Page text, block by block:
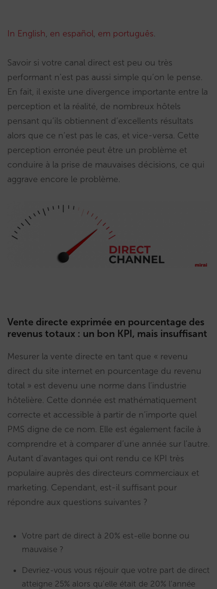
In English, en español, em português.
Savoir si votre canal direct est peu ou très
performant n’est pas aussi simple qu’on le pense.
En fait, il existe une divergence importante entre la
perception et la réalité, de nombreux hôtels
pensant qu’ils obtiennent d’excellents résultats
alors que ce n’est pas le cas, et vice-versa. Cette
perception erronée peut être un problème et
conduire à la prise de mauvaises décisions, ce qui
aggrave encore le problème.
Vente directe exprimée en pourcentage des
revenus totaux : un bon KPI, mais insuffisant
Mesurer la vente directe en tant que « revenu
direct du site internet en pourcentage du revenu
total » est devenu une norme dans l’industrie
hôtelière. Cette donnée est mathématiquement
correcte et accessible à partir de n’importe quel
PMS digne de ce nom. Elle est également facile à
comprendre et à comparer d’une année sur l’autre.
Autant d’avantages qui ont rendu ce KPI très
populaire auprès des directeurs commerciaux et
marketing. Cependant, est-il suffisant pour
répondre aux questions suivantes ?
Votre part de direct à 20% est-elle bonne ou
mauvaise ?
Devriez-vous vous réjouir que votre part de direct
atteigne 25% alors qu’elle était de 20% l’année